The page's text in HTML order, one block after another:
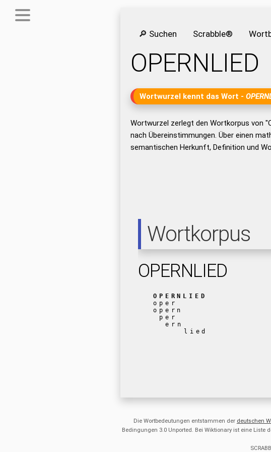
🔎 Suchen Scrabble®
OPERNLIED
Wortwurzel kennt das Wort -
Wortwurzel zerlegt den Wortkorpus von
nach Übereinstimmungen. Über einen
semantischen Herkunft, Definition und
Wortkorpus
OPERNLIED
OPERNLIED
oper
opern
per
ern
lied
Die Wortbedeutungen entstammen der deutschen
Bedingungen 3.0 Unported. Bei Wiktionary ist eine